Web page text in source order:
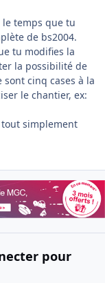
temps que tu
de bs2004.
tu modifies la
la possibilité de
cinq cases à la
le chantier, ex:
simplement
pour